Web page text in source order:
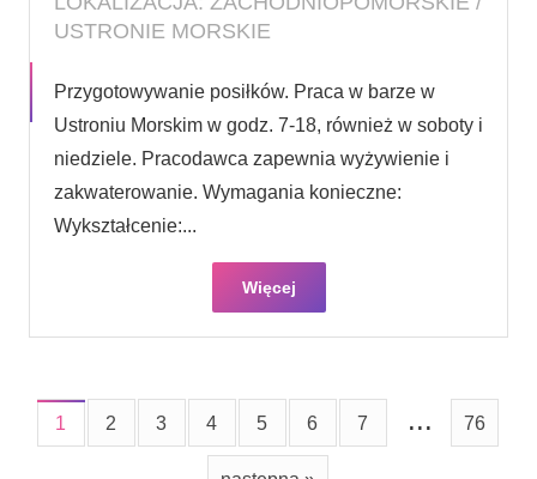
USTRONIE MORSKIE
Przygotowywanie posiłków. Praca w barze w
Ustroniu Morskim w godz. 7-18, również w soboty i
niedziele. Pracodawca zapewnia wyżywienie i
zakwaterowanie. Wymagania konieczne:
Wykształcenie:...
Więcej
1 2 3 4 5 6 7 ... 76